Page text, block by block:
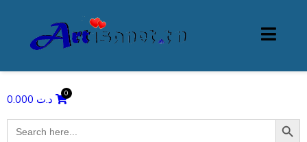
د.ت
Search
for:
Search Button